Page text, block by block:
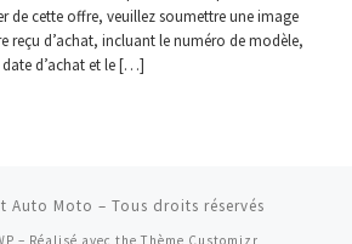
de cette offre, veuillez soumettre une image
reçu d’achat, incluant le numéro de modèle,
d’achat et le […]
Auto Moto – Tous droits réservés
– Réalisé avec the Thème Customizr